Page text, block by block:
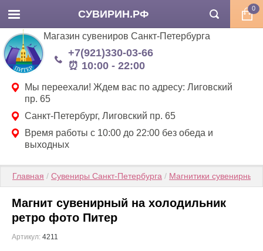
0
СУВИРИН.РФ
Магазин сувениров Санкт-Петербурга
+7(921)330-03-66
⏰ 10:00 - 22:00
Мы переехали! Ждем вас по адресу: Лиговский
пр. 65
Санкт-Петербург, Лиговский пр. 65
Время работы с 10:00 до 22:00 без обеда и
выходных
Главная / Сувениры Санкт-Петербурга / Магнитики сувенирные
Магнит сувенирный на холодильник
ретро фото Питер
Артикул: 4211